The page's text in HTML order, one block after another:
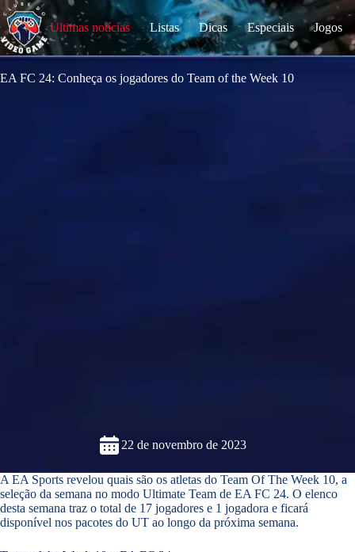
k
i
p
o
Últimas notícias Listas Dicas Especiais Jogos
EA FC 24: Conheça os jogadores do Team of the Week 10
22 de novembro de 2023
A EA Sports revelou quais são os atletas do Team Of The Week 10, a
seleção da semana no modo Ultimate Team de EA FC 24. O elenco
desta semana traz o total de 17 jogadores e 1 jogadora e ficará
disponível nos pacotes do UT ao longo da próxima semana.